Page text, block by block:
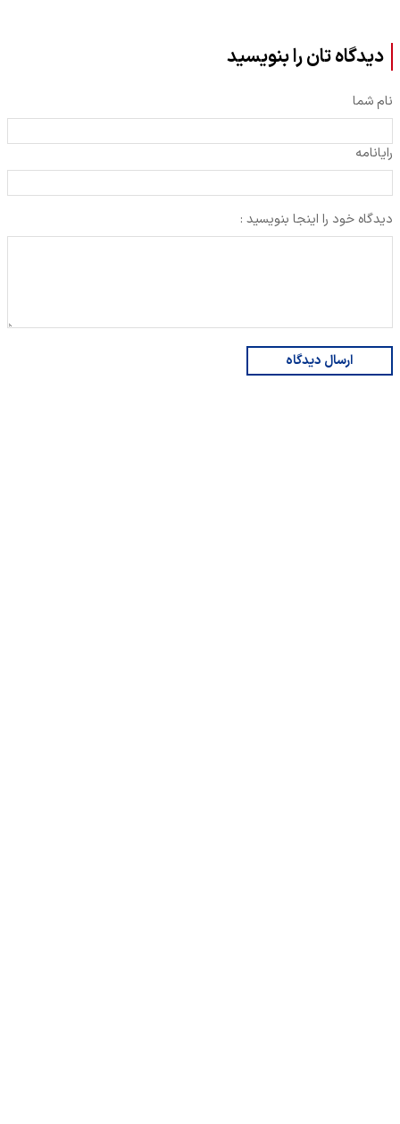
دیدگاه تان را بنویسید
نام شما
رایانامه
دیدگاه خود را اینجا بنویسید :
ارسال دیدگاه